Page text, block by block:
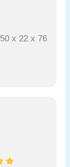
x 22 x 76